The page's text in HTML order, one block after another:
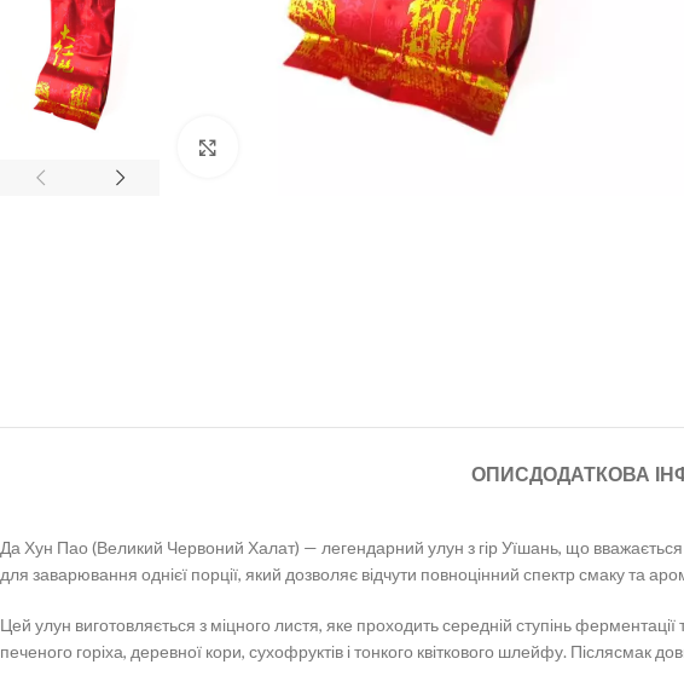
ОПИСДОДАТКОВА
Да Хун Пао (Великий Червоний Халат) — легендарний улун з гір Уїшань, що
для заварювання однієї порції, який дозволяє відчути повноцінний спектр смаку та
Цей улун виготовляється з міцного листя, яке проходить середній ступінь
печеного горіха, деревної кори, сухофруктів і тонкого квіткового шлейфу. Післясмак